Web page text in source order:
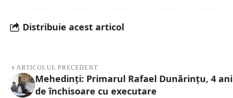
Distribuie acest articol
ARTICOLUL PRECEDENT
Mehedinți: Primarul Rafael Dunărințu, 4 ani
de închisoare cu executare